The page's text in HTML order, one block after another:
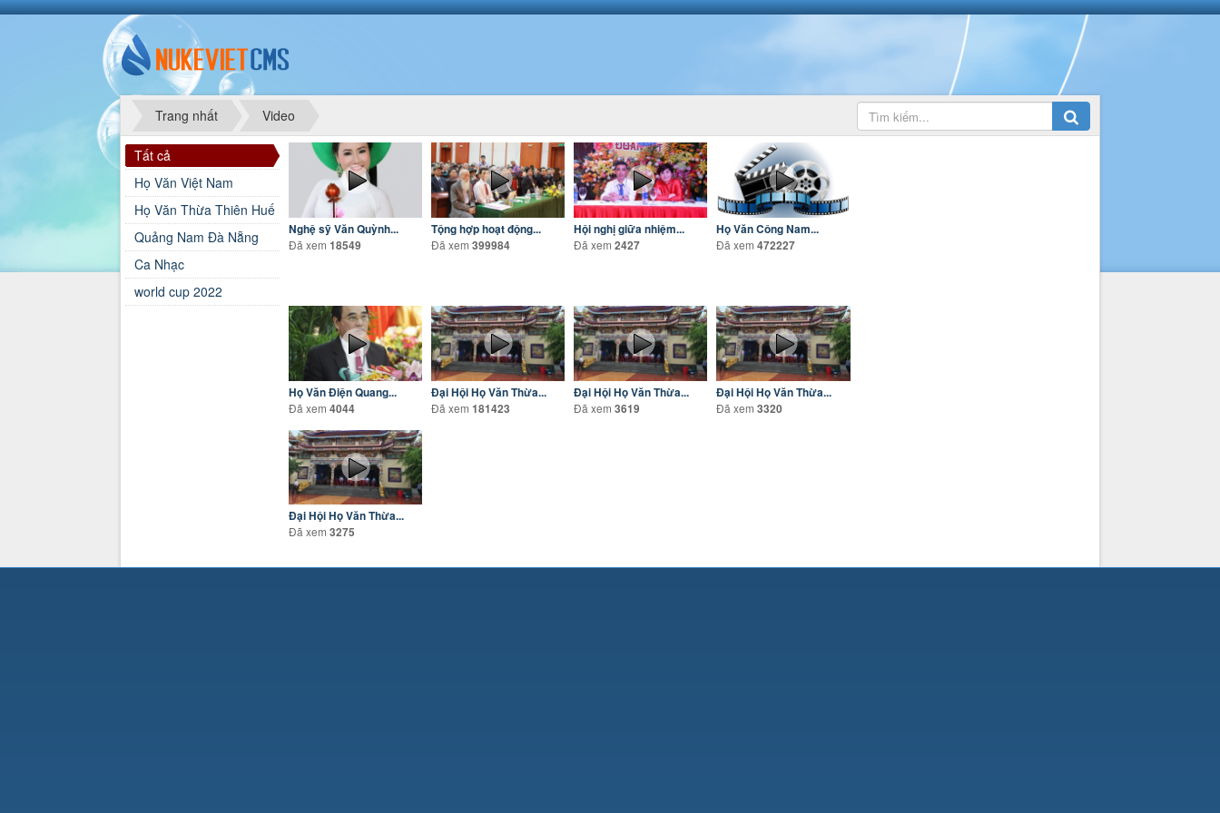
Trang nhất Video
Tất cả
Họ Văn Việt Nam
Họ Văn Thừa Thiên Huế
Quảng Nam Đà Nẵng
Ca Nhạc
world cup 2022
Nghệ sỹ Văn Quỳnh...
Đã xem 18549
Tộng hợp hoạt động...
Đã xem399984
Hội nghị giữa nhiệm...
Đã xem2427
Họ Văn Công Nam...
Đã xem472227
Họ Văn Điện Quang...
Đã xem 4044
Đại Hội Họ Văn Thừa...
Đã xem181423
Đại Hội Họ Văn Thừa...
Đã xem3619
Đại Hội Họ Văn Thừa...
Đã xem3320
Đại Hội Họ Văn Thừa...
Đã xem 3275